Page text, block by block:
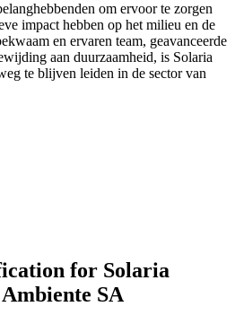
om ervoor te zorgen
impact hebben op het milieu en de
en ervaren team, geavanceerde
aan duurzaamheid, is Solaria
te blijven leiden in de sector van
for Solaria
SA